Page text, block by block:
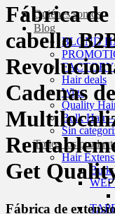
Quiénes somos
Blog
BLOND
FACTORY
Hair deals
Wigs
Quality
Bulk Hair
Sin
Todos los
Hair
Bulk
Fábrica de
cabello
Cadenas
Get
Fábrica de